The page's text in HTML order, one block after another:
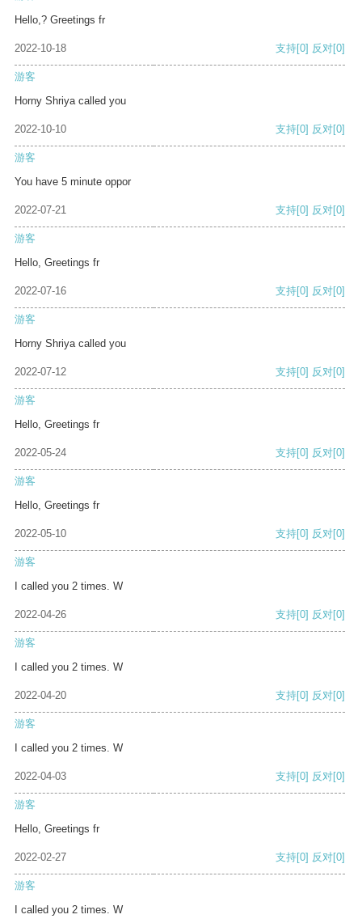
Hello,? Greetings fr
2022-10-18 支持[0] 反对[0]
游客
Horny Shriya called you
2022-10-10 支持[0] 反对[0]
游客
You have 5 minute oppor
2022-07-21 支持[0] 反对[0]
游客
Hello, Greetings fr
2022-07-16 支持[0] 反对[0]
游客
Horny Shriya called you
2022-07-12 支持[0] 反对[0]
游客
Hello, Greetings fr
2022-05-24 支持[0] 反对[0]
游客
Hello, Greetings fr
2022-05-10 支持[0] 反对[0]
游客
I called you 2 times. W
2022-04-26 支持[0] 反对[0]
游客
I called you 2 times. W
2022-04-20 支持[0] 反对[0]
游客
I called you 2 times. W
2022-04-03 支持[0] 反对[0]
游客
Hello, Greetings fr
2022-02-27 支持[0] 反对[0]
游客
I called you 2 times. W